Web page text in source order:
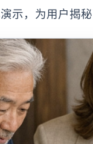
示，为用户揭